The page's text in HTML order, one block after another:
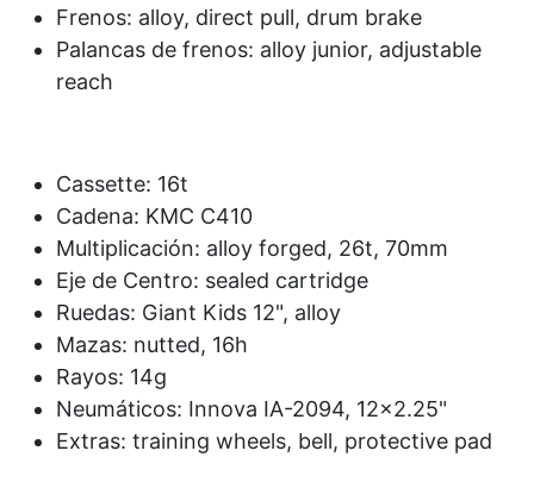
Frenos: alloy, direct pull, drum brake
Palancas de frenos: alloy junior, adjustable
reach
Cassette: 16t
Cadena: KMC C410
Multiplicación: alloy forged, 26t, 70mm
Eje de Centro: sealed cartridge
Ruedas: Giant Kids 12", alloy
Mazas: nutted, 16h
Rayos: 14g
Neumáticos: Innova IA-2094, 12x2.25"
Extras: training wheels, bell, protective pad